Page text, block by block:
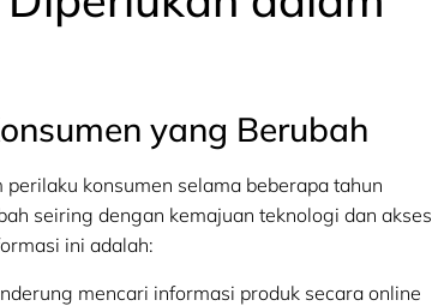
yang Berubah
konsumen selama beberapa tahun
seiring dengan kemajuan teknologi dan akses
ini adalah:
mencari informasi produk secara online